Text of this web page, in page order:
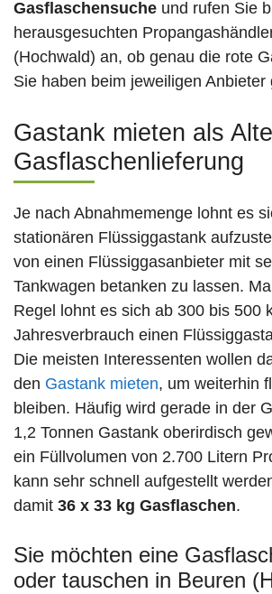
Gasflaschensuche und rufen Sie
herausgesuchten
(Hochwald) an, ob genau die rote
Sie haben beim jeweiligen Anbieter
Gastank mieten als
Gasflaschenlieferung
Je nach Abnahmemenge lohnt es
stationären Flüssiggastank
von einen Flüssiggasanbieter mit
Tankwagen betanken zu lassen.
Regel lohnt es sich ab 300 bis 500
Jahresverbrauch einen
Die meisten Interessenten wollen
den Gastank mieten, um weiterhin
bleiben. Häufig wird gerade in der
1,2 Tonnen Gastank oberirdisch
ein Füllvolumen von 2.700 Litern
kann sehr schnell aufgestellt
damit 36 x 33 kg Gasflaschen.
Sie möchten eine
oder tauschen in Beuren